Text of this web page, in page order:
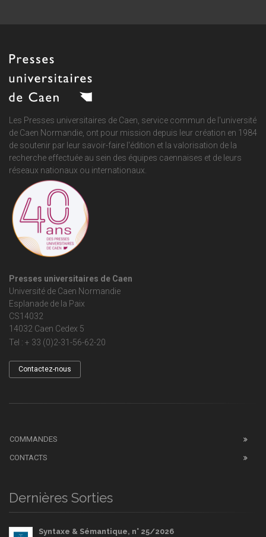
Les Presses universitaires de Caen, service commun de l'université
de Caen Normandie, ont pour mission depuis leur création en 1984
de soutenir par leur savoir-faire l'édition et la valorisation de la
recherche effectuée au sein des équipes caennaises et de leurs
réseaux nationaux ou internationaux.
Presses universitaires de Caen
Université de Caen Normandie
Esplanade de la Paix
CS14032
14032 Caen Cedex 5
Tel : + 33 (0)2-31-56-62-20
Contactez-nous
COMMANDES
CONTACTS
Dernières Sorties
Syntaxe & Sémantique, n° 25/2026